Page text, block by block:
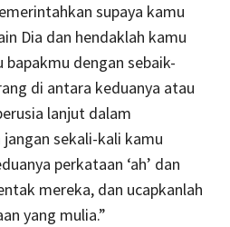
supaya kamu
Dia dan hendaklah kamu
dengan sebaik-
di antara keduanya atau
lanjut dalam
sekali-kali kamu
perkataan ‘ah’ dan
mereka, dan ucapkanlah
yang mulia.”